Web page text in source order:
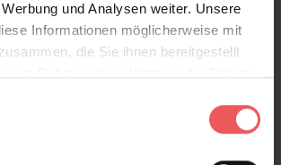
und Analysen weiter. Unsere
Informationen möglicherweise mit
die Sie ihnen bereitgestellt